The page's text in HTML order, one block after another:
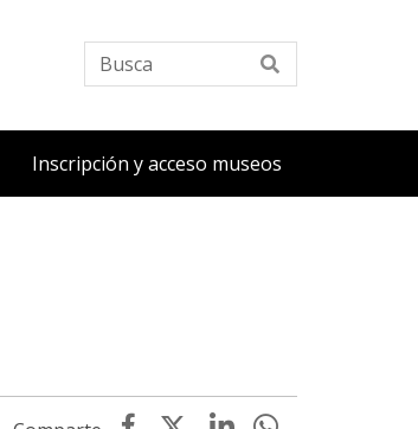
Busca
Inscripción y acceso museos